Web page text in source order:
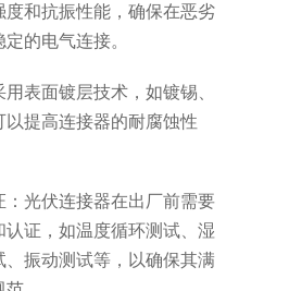
度和抗振性能，确保在恶劣
的电气连接。
表面镀层技术，如镀锡、
提高连接器的耐腐蚀性
：光伏连接器在出厂前需要
认证，如温度循环测试、湿
、振动测试等，以确保其满